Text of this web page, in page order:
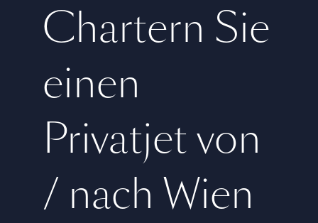
Chartern Sie
einen
Privatjet von
/ nach Wien